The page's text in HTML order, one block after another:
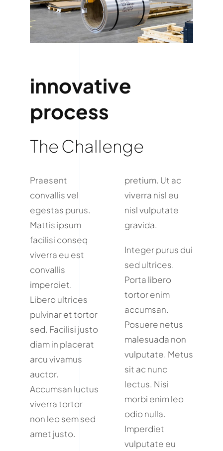
innovative
process
The Challenge
Praesent
convallis vel
egestas purus.
Mattis ipsum
facilisi conseq
viverra eu est
convallis
imperdiet.
Libero ultrices
pulvinar et tortor
sed. Facilisi justo
diam in placerat
arcu vivamus
auctor.
Accumsan luctus
viverra tortor
non leo sem sed
amet justo.
pretium. Ut ac
viverra nisl eu
nisl vulputate
gravida.
Integer purus dui
sed ultrices.
Porta libero
tortor enim
accumsan.
Posuere netus
malesuada non
vulputate. Metus
sit ac nunc
lectus. Nisi
morbi enim leo
odio nulla.
Imperdiet
vulputate eu